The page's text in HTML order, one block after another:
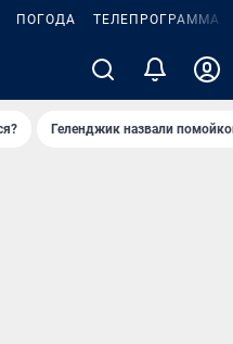
ПОГОДА ТЕЛЕПРОГРАММА
Геленджик назвали